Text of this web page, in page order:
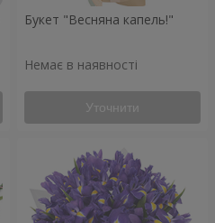
Букет "Весняна капель!"
Немає в наявності
Уточнити